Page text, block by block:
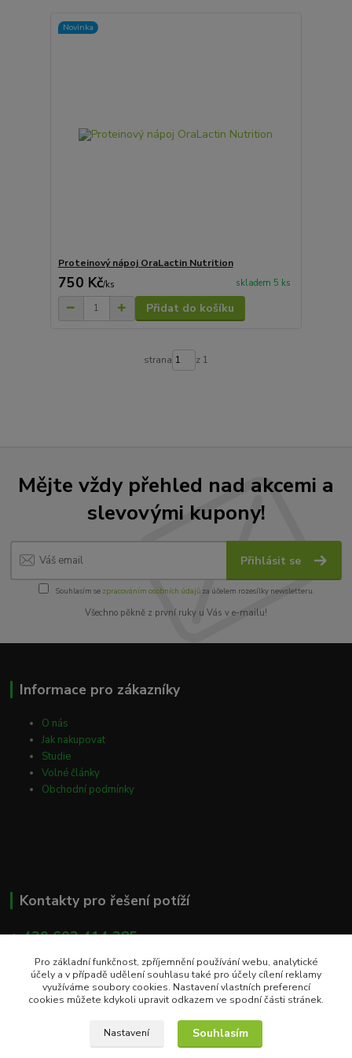
Novinka
Proteinový nápoj OraLactin Nutrition
750 Kč/ks skladem 5 ks
Přidat do košíku
strana z 1
Mějte vždy přehled nad akcemi a
slevovými kupony!
Přihlásit se
Souhlasím se zpracováním osobních údajůza účelem rozesílky newsletteru.
Všechno pěkně z první ruky u Vás v e-mailu!
Informace pro zákazníky
O nás
Jak nakupovat
Studie
Volné články
Obchodní podmínky
Kontakty pro řešení potíží
+ 420 603 414 385
info@eshop-apacare.cz
Pro základní funkčnost, zpříjemnění používání webu, analytické
účely a v případě udělení souhlasu také pro účely cílení reklamy
využíváme soubory cookies. Nastavení vlastních preferencí
cookies můžete kdykoli upravit odkazem ve spodní části stránek.
Nastavení Souhlasím